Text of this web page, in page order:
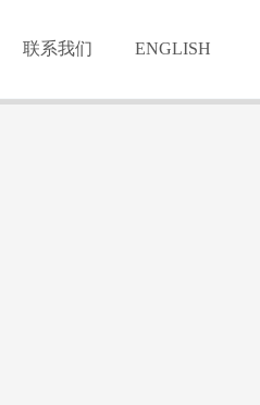
联系我们 ENGLISH